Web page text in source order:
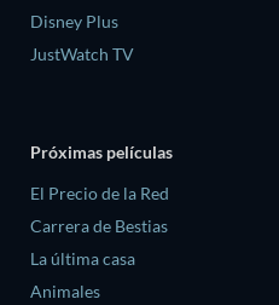
Disney Plus
JustWatch TV
Próximas películas
El Precio de la Red
Carrera de Bestias
La última casa
Animales